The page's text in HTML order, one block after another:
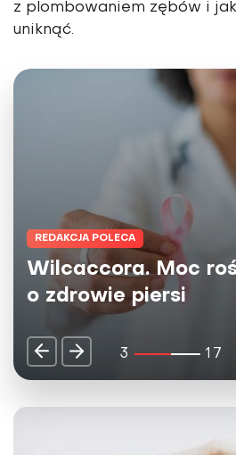
z plombowaniem zębów i
uniknąć.
REDAKCJA POLECA
Herbaty Big-Active -
źródło dobrej energii
ciała
4 17